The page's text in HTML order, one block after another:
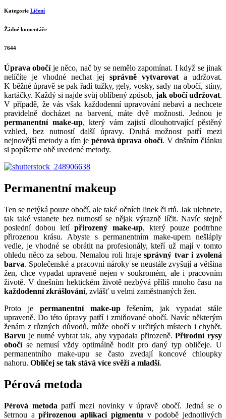
Metody úpravy obočí
Napsal Gabriela Kortova
02 září, 2015
Kategorie Líčení
Žádné komentáře
7644
Úprava obočíje něco, nač by se nemělo zapomínat. I když se jinak
nelíčíte je vhodné nechat jej správně vytvarovata udržovat.
K běžné úpravě se pak řadí tužky, gely, vosky, sady na obočí, stíny,
kartáčky. Každý si najde svůj oblíbený způsob,jak obočí udržovat.
V případě, že vás však každodenní upravování nebaví a nechcete
pravidelně docházet na barvení, máte dvě možnosti. Jednou je
permanentní make-up, který vám zajistí dlouhotrvající pěstěný
vzhled, bez nutností další úpravy. Druhá možnost patří mezi
nejnovější metody a tím je
si popíšeme obě uvedené metody.